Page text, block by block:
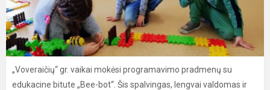
„Voveraičių“ gr. vaikai mokėsi programavimo pradmenų su
edukacine bitute „Bee-bot“. Šis spalvingas, lengvai valdomas ir